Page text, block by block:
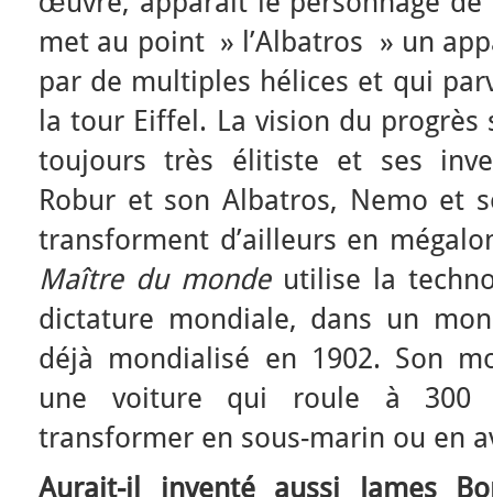
met au point » l’Albatros » un
par de multiples hélices et qui
la tour Eiffel. La vision du
toujours très élitiste et ses
Robur et son Albatros, Nemo et
transforment d’ailleurs en
Maître du mondeutilise la
dictature mondiale, dans un
déjà mondialisé en 1902. Son
une voiture qui roule à 300
transformer en sous-marin ou en
Aurait-il inventé aussi James